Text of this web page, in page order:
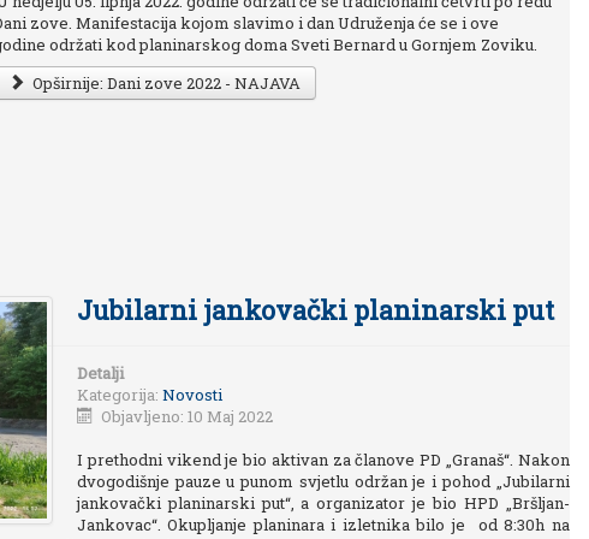
zove. Manifestacija kojom slavimo i dan Udruženja će se i ove
održati kod planinarskog doma Sveti Bernard u Gornjem Zoviku.
Opširnije: Dani zove 2022 - NAJAVA
Jubilarni jankovački planinarski put
Detalji
Kategorija: Novosti
Objavljeno: 10 Maj 2022
I prethodni vikend je bio aktivan za članove PD „Granaš“. Nakon
dvogodišnje pauze u punom svjetlu održan je i pohod „Jubilarni
jankovački planinarski put“, a organizator je bio HPD „Bršljan-
Jankovac“. Okupljanje planinara i izletnika bilo je od 8:30h na